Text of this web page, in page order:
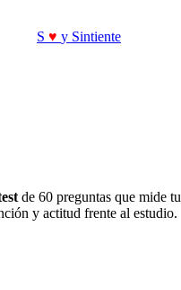
S ♥ y Sintiente
de 60 preguntas que mide
y actitud frente al estudio.